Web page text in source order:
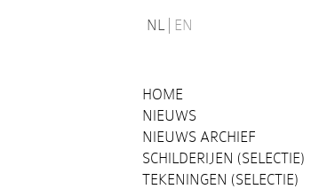
NL EN
HOME
NIEUWS
NIEUWS ARCHIEF
SCHILDERIJEN (SELECTIE)
TEKENINGEN (SELECTIE)